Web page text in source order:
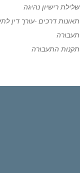
שלילת רישיון נהיגה
תאונות דרכים -עורך דין
תעבורה
תקנות התעבורה